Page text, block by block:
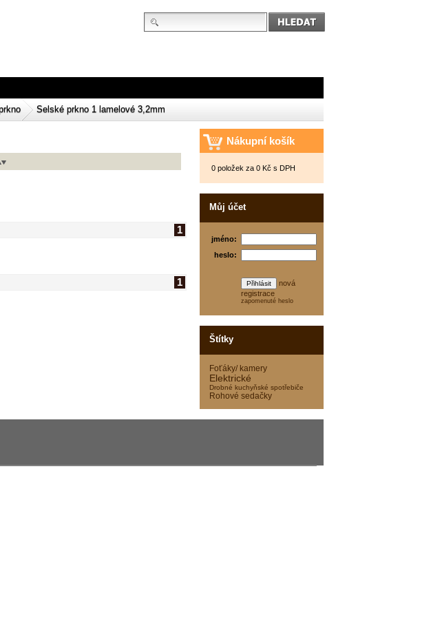
Selské prkno 1 lamelové 3,2mm
Nákupní košík
0 položek za 0 Kč s DPH
Můj účet
jméno:
heslo:
nová
registrace
zapomenuté heslo
Štítky
Foťáky/ kamery
Elektrické
Drobné kuchyňské spotřebiče
Rohové sedačky
1
1